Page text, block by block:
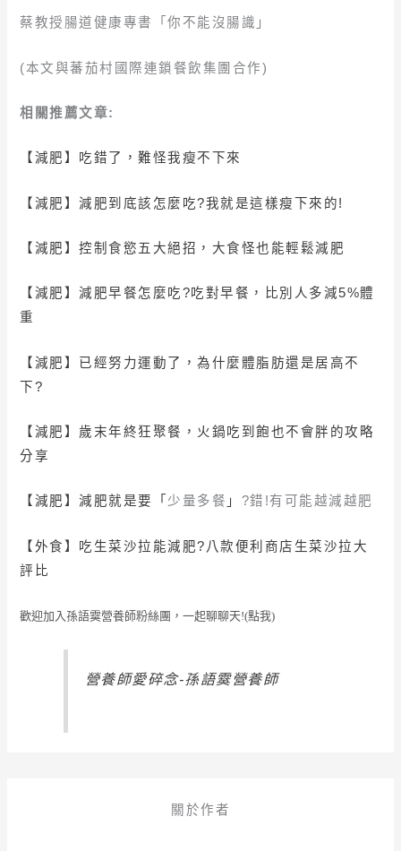
蔡教授腸道健康專書「你不能沒腸識」
(本文與蕃茄村國際連鎖餐飲集團合作)
相關推薦文章:
【減肥】吃錯了，難怪我瘦不下來
【減肥】減肥到底該怎麼吃?我就是這樣瘦下來的!
【減肥】控制食慾五大絕招，大食怪也能輕鬆減肥
【減肥】減肥早餐怎麼吃?吃對早餐，比別人多減5%體
重
【減肥】 已經努力運動了，為什麼體脂肪還是居高不
下?
【減肥】歲末年終狂聚餐，火鍋吃到飽也不會胖的攻略
分享
【減肥】減肥就是要 「 少量多餐 」 ?錯!有可能越減越肥
【外食】 吃生菜沙拉能減肥?八款便利商店生菜沙拉大
評比
歡迎加入孫語霙營養師粉絲團，一起聊聊天!(點我)
營養師愛碎念-孫語霙營養師
關於作者